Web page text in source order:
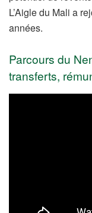
L’Aigle du Mali a
années.
Parcours du
transferts,